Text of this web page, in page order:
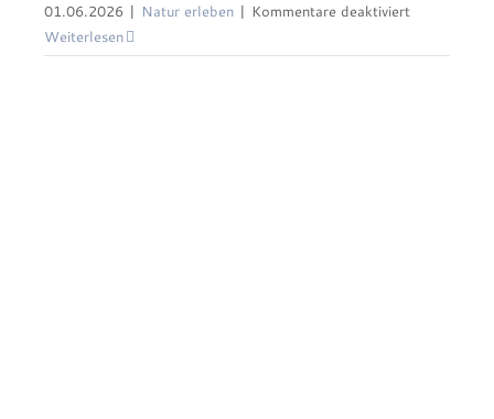
01.06.2026 | Natur erleben | Kommentare deaktiviert
im
Weiterlesen
Slowenien im Herbst